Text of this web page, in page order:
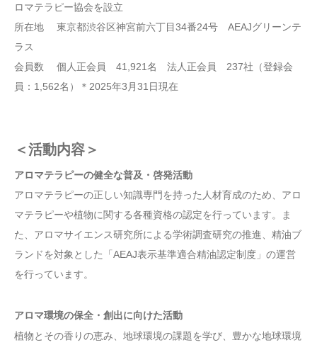
ロマテラピー協会を設立
所在地 東京都渋谷区神宮前六丁目34番24号 AEAJグリーンテ
ラス
会員数 個人正会員 41,921名 法人正会員 237社（登録会
員：1,562名）＊2025年3月31日現在
＜活動内容＞
アロマテラピーの健全な普及・啓発活動
アロマテラピーの正しい知識専門を持った人材育成のため、アロ
マテラピーや植物に関する各種資格の認定を行っています。ま
た、アロマサイエンス研究所による学術調査研究の推進、精油ブ
ランドを対象とした「AEAJ表示基準適合精油認定制度」の運営
を行っています。
アロマ環境の保全・創出に向けた活動
植物とその香りの恵み、地球環境の課題を学び、豊かな地球環境